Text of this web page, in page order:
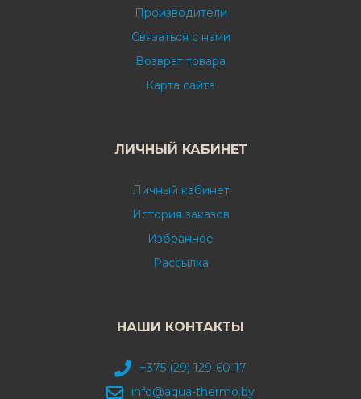
Производители
Связаться с нами
Возврат товара
Карта сайта
ЛИЧНЫЙ КАБИНЕТ
Личный кабинет
История заказов
Избранное
Рассылка
НАШИ КОНТАКТЫ
+375 (29) 129-60-17
info@aqua-thermo.by